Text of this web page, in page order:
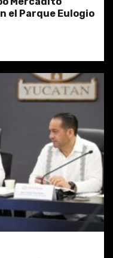
el Parque Eulogio